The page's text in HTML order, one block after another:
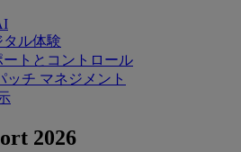
ル体験
ートとコントロール
ッチ マネジメント
2026